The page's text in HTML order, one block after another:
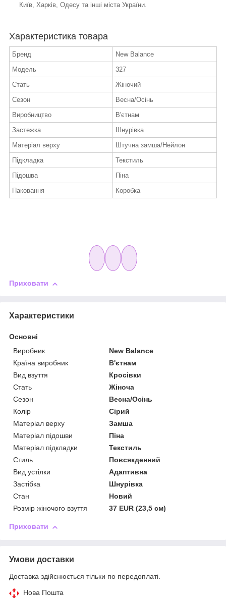
Київ, Харків, Одесу та інші міста України.
Характеристика товара
Бренд
New Balance
Модель
327
Стать
Жіночий
Сезон
Весна/Осінь
Виробництво
В'єтнам
Застежка
Шнурівка
Матеріал верху
Штучна замша/Нейлон
Підкладка
Текстиль
Підошва
Піна
Паковання
Коробка
Приховати
Характеристики
Основні
Виробник
New Balance
Країна виробник
В'єтнам
Вид взуття
Кросівки
Стать
Жіноча
Сезон
Весна/Осінь
Колір
Сірий
Матеріал верху
Замша
Матеріал підошви
Піна
Матеріал підкладки
Текстиль
Стиль
Повсякденний
Вид устілки
Адаптивна
Застібка
Шнурівка
Стан
Новий
Розмір жіночого взуття
37 EUR (23,5 см)
Приховати
Умови доставки
Доставка здійснюється тільки по передоплаті.
Нова Пошта